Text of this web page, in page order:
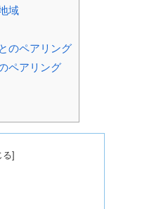
域
のペアリング
ペアリング